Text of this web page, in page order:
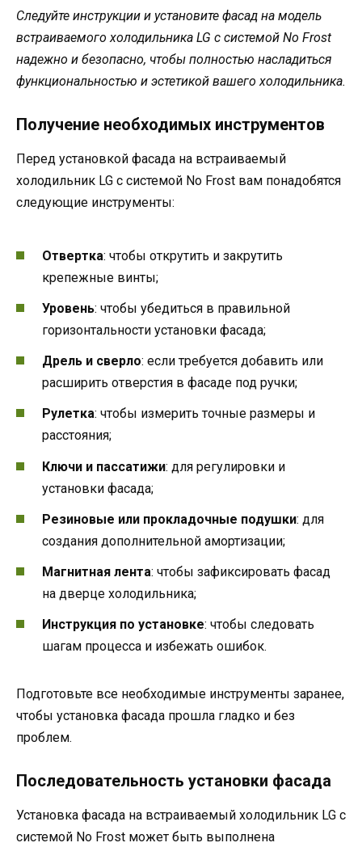
Следуйте инструкции и установите фасад на модель
встраиваемого холодильника LG с системой No Frost
надежно и безопасно, чтобы полностью насладиться
функциональностью и эстетикой вашего холодильника.
Получение необходимых инструментов
Перед установкой фасада на встраиваемый
холодильник LG с системой No Frost вам понадобятся
следующие инструменты:
Отвертка: чтобы открутить и закрутить
крепежные винты;
Уровень: чтобы убедиться в правильной
горизонтальности установки фасада;
Дрель и сверло: если требуется добавить или
расширить отверстия в фасаде под ручки;
Рулетка: чтобы измерить точные размеры и
расстояния;
Ключи и пассатижи: для регулировки и
установки фасада;
Резиновые или прокладочные подушки: для
создания дополнительной амортизации;
Магнитная лента: чтобы зафиксировать фасад
на дверце холодильника;
Инструкция по установке: чтобы следовать
шагам процесса и избежать ошибок.
Подготовьте все необходимые инструменты заранее,
чтобы установка фасада прошла гладко и без
проблем.
Последовательность установки фасада
Установка фасада на встраиваемый холодильник LG с
системой No Frost может быть выполнена